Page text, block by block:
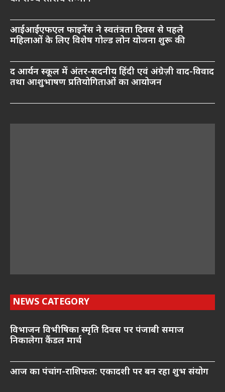
आईआईएफएल फाइनेंस ने स्वतंत्रता दिवस से पहले
महिलाओं के लिए विशेष गोल्ड लोन योजना शुरू की
द आर्यन स्कूल में अंतर-सदनीय हिंदी एवं अंग्रेज़ी वाद-विवाद
तथा आशुभाषण प्रतियोगिताओं का आयोजन
NEWS CATEGORY
विभाजन विभीषिका स्मृति दिवस पर पंजाबी समाज
निकालेगा कैंडल मार्च
आज का पंचांग-राशिफल: एकादशी पर बन रहा शुभ संयोग